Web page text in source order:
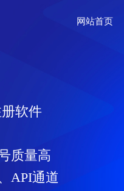
网站首页
软件
质量高
API通道